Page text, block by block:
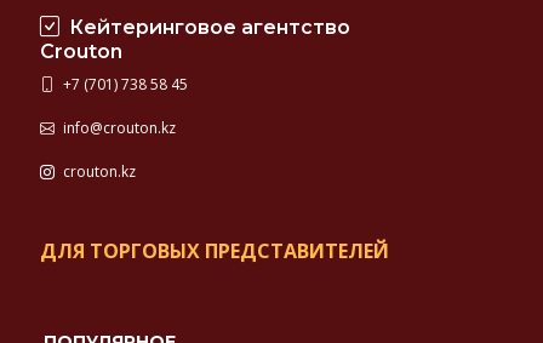
Кейтеринговое агентство
Crouton
+7 (701) 738 58 45
info@crouton.kz
crouton.kz
ДЛЯ ТОРГОВЫХ ПРЕДСТАВИТЕЛЕЙ